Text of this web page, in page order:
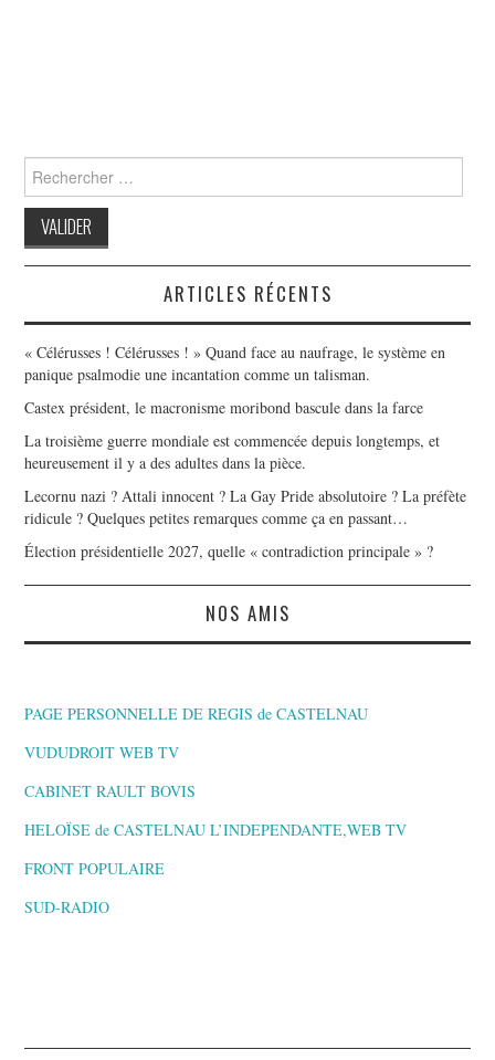
Search
for:
ARTICLES RÉCENTS
« Célérusses ! Célérusses ! » Quand face au naufrage, le système en
panique psalmodie une incantation comme un talisman.
Castex président, le macronisme moribond bascule dans la farce
La troisième guerre mondiale est commencée depuis longtemps, et
heureusement il y a des adultes dans la pièce.
Lecornu nazi ? Attali innocent ? La Gay Pride absolutoire ? La préfète
ridicule ? Quelques petites remarques comme ça en passant…
Élection présidentielle 2027, quelle « contradiction principale » ?
NOS AMIS
PAGE PERSONNELLE DE REGIS de CASTELNAU
VUDUDROIT WEB TV
CABINET RAULT BOVIS
HELOÏSE de CASTELNAU L’INDEPENDANTE,WEB TV
FRONT POPULAIRE
SUD-RADIO